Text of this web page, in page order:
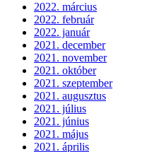
2022. március
2022. február
2022. január
2021. december
2021. november
2021. október
2021. szeptember
2021. augusztus
2021. július
2021. június
2021. május
2021. április